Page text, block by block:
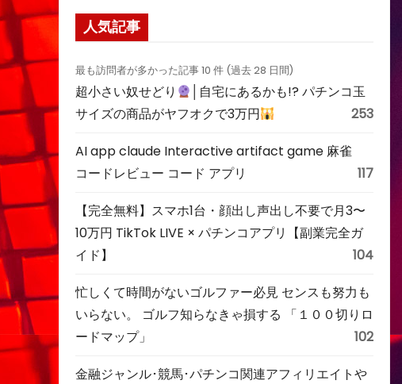
人気記事
最も訪問者が多かった記事 10 件 (過去 28 日間)
超小さい奴せどり
│自宅にあるかも!? パチンコ玉
サイズの商品がヤフオクで3万円
253
AI app claude Interactive artifact game 麻雀
コードレビュー コード アプリ
117
【完全無料】スマホ1台・顔出し声出し不要で月3〜
10万円 TikTok LIVE × パチンコアプリ【副業完全ガ
イド】
104
忙しくて時間がないゴルファー必見 センスも努力も
いらない。 ゴルフ知らなきゃ損する 「１００切りロ
ードマップ」
102
金融ジャンル･競馬･パチンコ関連アフィリエイトや